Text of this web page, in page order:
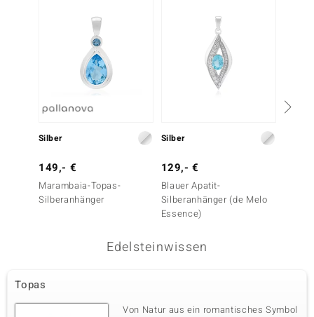
Silber
149,- €
Marambaia-Topas-
Silberanhänger
Silber
129,- €
Blauer Apatit-
Silberanhänger (de Melo
Essence)
Edelsteinwissen
Topas
Von Natur aus ein romantisches Symbol